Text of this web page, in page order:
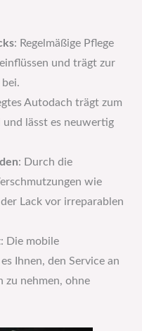
: Regelmäßige Pflege
und trägt zur
Autodach trägt zum
und lässt es neuwertig
: Durch die
wie
Lack vor irreparablen
: Die mobile
Ihnen, den Service an
zu nehmen, ohne